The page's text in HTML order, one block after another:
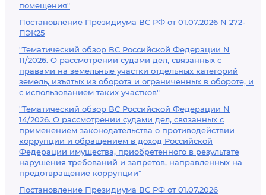
помещения"
Постановление Президиума ВС РФ от 01.07.2026 N 272-
ПЭК25
"Тематический обзор ВС Российской Федерации N
11/2026. О рассмотрении судами дел, связанных с
правами на земельные участки отдельных категорий
земель, изъятых из оборота и ограниченных в обороте, и
с использованием таких участков"
"Тематический обзор ВС Российской Федерации N
14/2026. О рассмотрении судами дел, связанных с
применением законодательства о противодействии
коррупции и обращением в доход Российской
Федерации имущества, приобретенного в результате
нарушения требований и запретов, направленных на
предотвращение коррупции"
Постановление Президиума ВС РФ от 01.07.2026